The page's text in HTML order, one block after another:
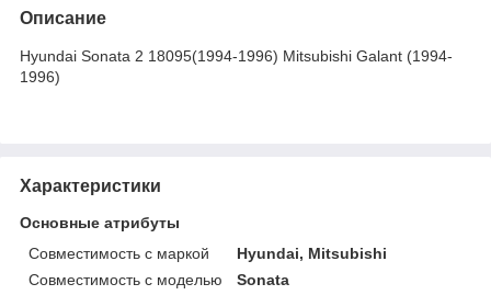
Описание
Hyundai Sonata 2 18095(1994-1996) Mitsubishi Galant (1994-
1996)
Характеристики
Основные атрибуты
Совместимость с маркой
Hyundai, Mitsubishi
Совместимость с моделью
Sonata